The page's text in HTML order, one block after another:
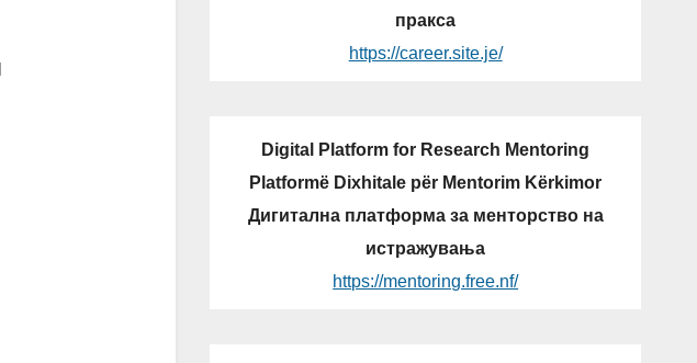
пракса
https://career.site.je/
Digital Platform for Research Mentoring
Platformë Dixhitale për Mentorim Kërkimor
Дигитална платформа за менторство на
истражувања
https://mentoring.free.nf/